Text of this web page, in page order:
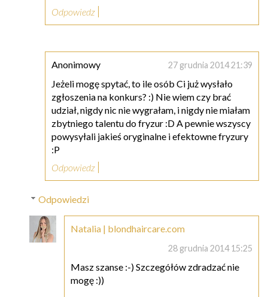
Odpowiedz
Anonimowy 27 grudnia 2014 21:39
Jeżeli mogę spytać, to ile osób Ci już wysłało
zgłoszenia na konkurs? :) Nie wiem czy brać
udział, nigdy nic nie wygrałam, i nigdy nie miałam
zbytniego talentu do fryzur :D A pewnie wszyscy
powysyłali jakieś oryginalne i efektowne fryzury
:P
Odpowiedz
Odpowiedzi
Natalia | blondhaircare.com
28 grudnia 2014 15:25
Masz szanse :-) Szczegółów zdradzać nie
mogę :))